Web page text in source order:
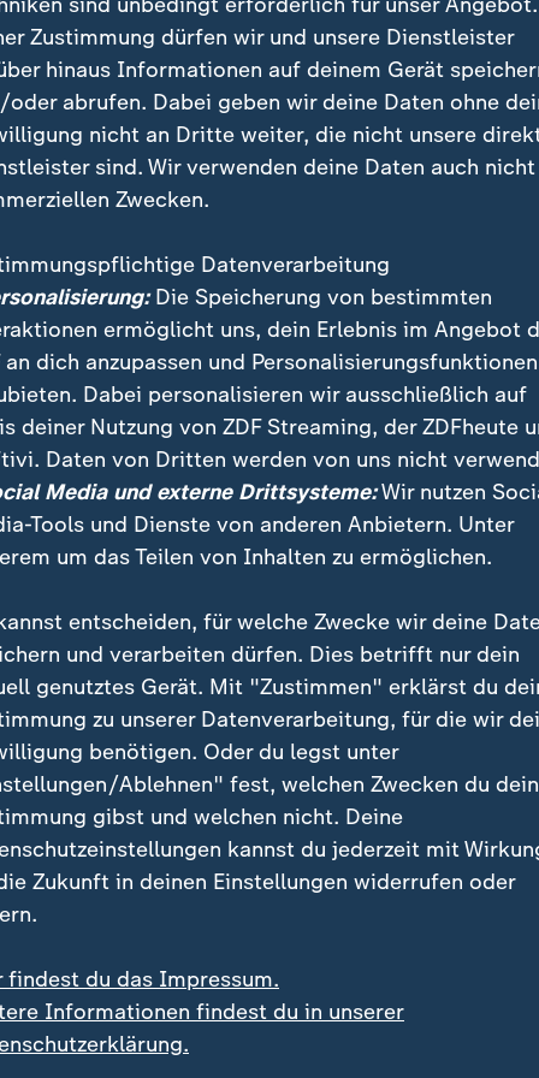
weiter auf eine diplomatische Annäherung an
Trump-Selenskyj-Eklat: "Das
Haus zwischen Selenskyj und Trump sagte
Deswegen habe er den Hörer in die Hand
Starmer sagte:
war, dies gewissermaßen zu
auf den zentralen Fokus
Premierminister
Überzeugung, dass eine Art US-
Friedenstruppe der Ukraine eine
funktioniere. "Denn ich denke nicht,
sagt Starmer der BBC.
zu Russlands Angriff auf die Ukraine finden Sie
Russland greift die Ukraine an
Aktuelles zum
Seit Februar 2022
einen Angriffskrieg
Zustimmung dürfen wir und unsere Dienstleister
hinaus Informationen auf deinem Gerät
oder abrufen. Dabei geben wir deine Daten ohne
nicht an Dritte weiter, die nicht unsere
sind. Wir verwenden deine Daten auch nicht
Zwecken.
Datenverarbeitung
Die Speicherung von bestimmten
ermöglicht uns, dein Erlebnis im Angebot
an dich anzupassen und Personalisierungsfunktionen
Dabei personalisieren wir ausschließlich auf
deiner Nutzung von ZDF Streaming, der ZDFheute
Daten von Dritten werden von uns nicht
Media und externe Drittsysteme:Wir nutzen
Tools und Dienste von anderen Anbietern. Unter
um das Teilen von Inhalten zu ermöglichen.
entscheiden, für welche Zwecke wir deine
und verarbeiten dürfen. Dies betrifft nur dein
genutztes Gerät. Mit "Zustimmen" erklärst du
zu unserer Datenverarbeitung, für die wir
benötigen. Oder du legst unter
Ablehnen" fest, welchen Zwecken du
gibst und welchen nicht. Deine
kannst du jederzeit mit
Zukunft in deinen Einstellungen widerrufen oder
findest du das Impressum.
Informationen findest du in unserer